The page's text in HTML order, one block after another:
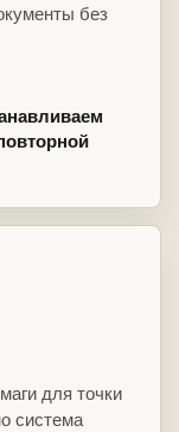
без
для точки
система